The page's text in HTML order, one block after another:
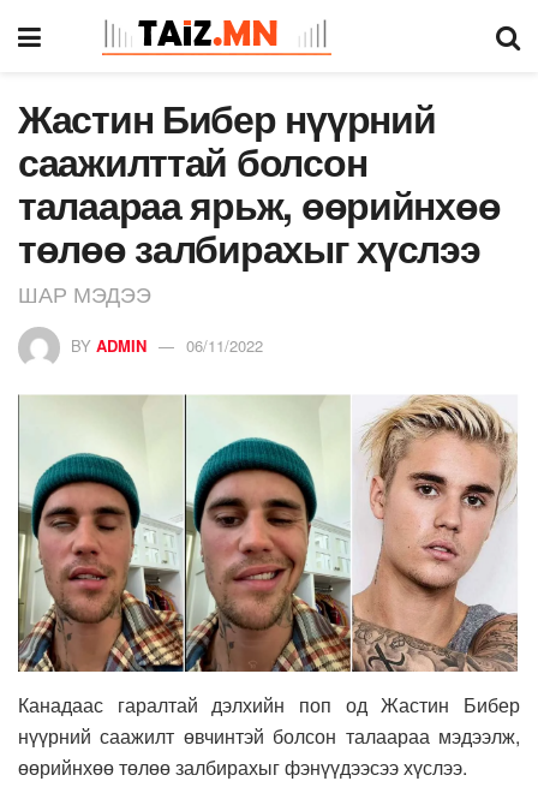
Жастин Бибер нүүрний
саажилттай болсон
талаараа ярьж, өөрийнхөө
төлөө залбирахыг хүслээ
ШАР МЭДЭЭ
BY ADMIN 06/11/2022
Канадаас гаралтай дэлхийн поп од Жастин Бибер
нүүрний саажилт өвчинтэй болсон талаараа мэдээлж,
өөрийнхөө төлөө залбирахыг фэнүүдээсээ хүслээ.